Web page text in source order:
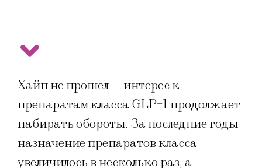
Хайп не прошел — интерес к
препаратам класса GLP-1 продолжает
набирать обороты. За последние годы
назначение препаратов класса
увеличилось в несколько раз, а